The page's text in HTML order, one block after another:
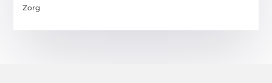
Zorg